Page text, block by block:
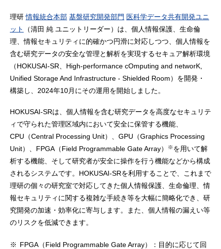
理研情報統合本部 基盤研究開発部門 医科学データ共有開発ユニ
ット
（清田 純 ユニットリーダー）は、個人情報保護、生命倫
理、情報セキュリティに的確かつ円滑に対応しつつ、個人情報を
含む研究データの安全な管理と解析を実現するセキュア解析環境
（HOKUSAI-SR、High-performance cOmputing and networK,
Unified Storage And Infrastructure - Shielded Room）を開発・
構築し、2024年10月にその運用を開始しました。
HOKUSAI-SRは、個人情報を含む研究データを高度なセキュリテ
ィで守られた管理区域内において安全に保管する機能、
CPU（Central Processing Unit）、GPU（Graphics Processing
Unit）、FPGA（Field Programmable Gate Array）
※を用いて解
析する機能、そして研究者が安全に操作を行う機能などから構成
されるシステムです。HOKUSAI-SRを利用することで、これまで
理研の個々の研究室で対応してきた個人情報保護、生命倫理、情
報セキュリティに関する複雑な手続き等を大幅に簡略化でき、研
究開発の加速・効率化に寄与します。また、個人情報の漏えい等
のリスクを低減できます。
※ FPGA（Field Programmable Gate Array）：目的に応じて回